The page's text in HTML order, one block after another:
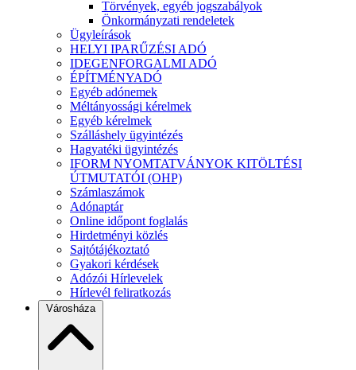
Törvények, egyéb jogszabályok
Önkormányzati rendeletek
Ügyleírások
HELYI IPARŰZÉSI ADÓ
IDEGENFORGALMI ADÓ
ÉPÍTMÉNYADÓ
Egyéb adónemek
Méltányossági kérelmek
Egyéb kérelmek
Szálláshely ügyintézés
Hagyatéki ügyintézés
IFORM NYOMTATVÁNYOK KITÖLTÉSI
ÚTMUTATÓI (OHP)
Számlaszámok
Adónaptár
Online időpont foglalás
Hirdetményi közlés
Sajtótájékoztató
Gyakori kérdések
Adózói Hírlevelek
Hírlevél feliratkozás
Városháza